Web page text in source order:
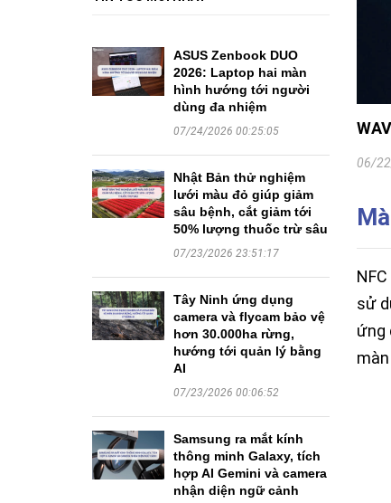
ASUS Zenbook DUO
2026: Laptop hai màn
hình hướng tới người
dùng đa nhiệm
07/24/2026 00:25:05
Nhật Bản thử nghiệm
lưới màu đỏ giúp giảm
sâu bệnh, cắt giảm tới
50% lượng thuốc trừ sâu
07/23/2026 23:51:17
Tây Ninh ứng dụng
camera và flycam bảo vệ
hơn 30.000ha rừng,
hướng tới quản lý bằng
AI
07/23/2026 00:06:52
Samsung ra mắt kính
thông minh Galaxy, tích
hợp AI Gemini và camera
nhận diện ngữ cảnh
06/
sử
ứng